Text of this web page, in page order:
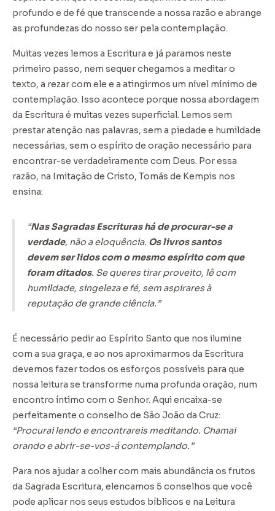
profundo e de fé que transcende a nossa razão e abrange
as profundezas do nosso ser pela contemplação.
Muitas vezes lemos a Escritura e já paramos neste
primeiro passo, nem sequer chegamos a meditar o
texto, a rezar com ele e a atingirmos um nível mínimo de
contemplação. Isso acontece porque nossa abordagem
da Escritura é muitas vezes superficial. Lemos sem
prestar atenção nas palavras, sem a piedade e humildade
necessárias, sem o espírito de oração necessário para
encontrar-se verdadeiramente com Deus. Por essa
razão, na Imitação de Cristo, Tomás de Kempis nos
ensina:
“Nas Sagradas Escrituras há de procurar-se a
verdade, não a eloquência. Os livros santos
devem ser lidos com o mesmo espírito com que
foram ditados. Se queres tirar proveito, lê com
humildade, singeleza e fé, sem aspirares à
reputação de grande ciência.”
É necessário pedir ao Espírito Santo que nos ilumine
com a sua graça, e ao nos aproximarmos da Escritura
devemos fazer todos os esforços possíveis para que
nossa leitura se transforme numa profunda oração, num
encontro íntimo com o Senhor. Aqui encaixa-se
perfeitamente o conselho de São João da Cruz:
“Procurai lendo e encontrareis meditando. Chamai
orando e abrir-se-vos-á contemplando.”
Para nos ajudar a colher com mais abundância os frutos
da Sagrada Escritura, elencamos 5 conselhos que você
pode aplicar nos seus estudos bíblicos e na Leitura